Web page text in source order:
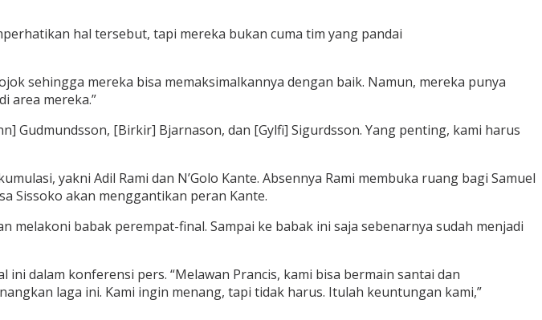
hal tersebut, tapi mereka bukan cuma tim yang pandai
sehingga mereka bisa memaksimalkannya dengan baik. Namun, mereka punya
area mereka.”
Gudmundsson, [Birkir] Bjarnason, dan [Gylfi] Sigurdsson. Yang penting, kami harus
yakni Adil Rami dan N’Golo Kante. Absennya Rami membuka ruang bagi Samuel
Sissoko akan menggantikan peran Kante.
babak perempat-final. Sampai ke babak ini saja sebenarnya sudah menjadi
dalam konferensi pers. “Melawan Prancis, kami bisa bermain santai dan
laga ini. Kami ingin menang, tapi tidak harus. Itulah keuntungan kami,”